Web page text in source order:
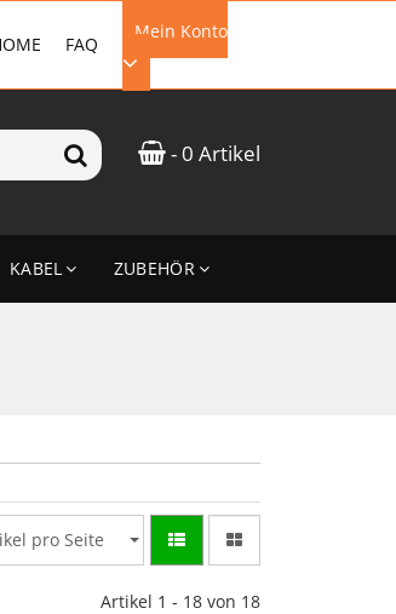
Mein Konto
ANMELDEN
FAQ
- 0 Artikel
KABEL ZUBEHÖR
Artikel 1 - 18 von 18